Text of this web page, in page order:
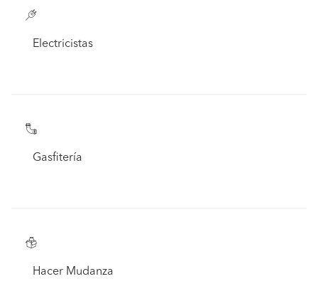
Electricistas
Gasfitería
Hacer Mudanza